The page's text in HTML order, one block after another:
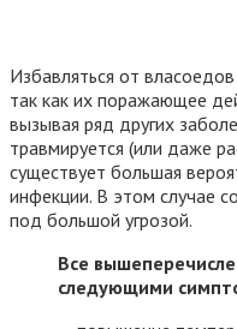
Избавляться от
так как их поражающее
вызывая ряд других
травмируется (или даже
существует большая
инфекции. В этом случае
под большой угрозой.
Все
следующими